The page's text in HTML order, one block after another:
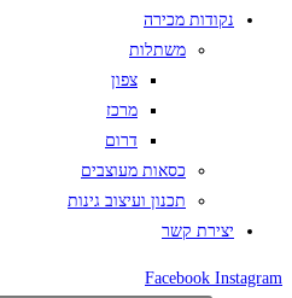
נקודות מכירה
משתלות
צפון
מרכז
דרום
כסאות מעוצבים
תכנון ועיצוב גינות
יצירת קשר
Facebook Instagram